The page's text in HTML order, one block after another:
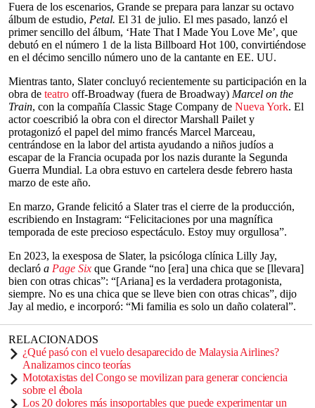
Fuera de los escenarios, Grande se prepara para lanzar su octavo
álbum de estudio, Petal. El 31 de julio. El mes pasado, lanzó el
primer sencillo del álbum, ‘Hate That I Made You Love Me’, que
debutó en el número 1 de la lista Billboard Hot 100, convirtiéndose
en el décimo sencillo número uno de la cantante en EE. UU.
Mientras tanto, Slater concluyó recientemente su participación en la
obra de teatro off-Broadway (fuera de Broadway) Marcel on the
Train, con la compañía Classic Stage Company de Nueva York. El
actor coescribió la obra con el director Marshall Pailet y
protagonizó el papel del mimo francés Marcel Marceau,
centrándose en la labor del artista ayudando a niños judíos a
escapar de la Francia ocupada por los nazis durante la Segunda
Guerra Mundial. La obra estuvo en cartelera desde febrero hasta
marzo de este año.
En marzo, Grande felicitó a Slater tras el cierre de la producción,
escribiendo en Instagram: “Felicitaciones por una magnífica
temporada de este precioso espectáculo. Estoy muy orgullosa”.
En 2023, la exesposa de Slater, la psicóloga clínica Lilly Jay,
declaró a Page Six que Grande “no [era] una chica que se [llevara]
bien con otras chicas”: “[Ariana] es la verdadera protagonista,
siempre. No es una chica que se lleve bien con otras chicas”, dijo
Jay al medio, e incorporó: “Mi familia es solo un daño colateral”.
RELACIONADOS
¿Qué pasó con el vuelo desaparecido de Malaysia Airlines?
Analizamos cinco teorías
Mototaxistas del Congo se movilizan para generar conciencia
sobre el ébola
Los 20 dolores más insoportables que puede experimentar un